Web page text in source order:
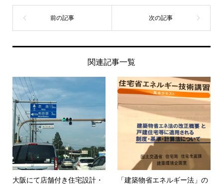
関連記事一覧
大阪にて店舗付き住宅設計・ 「建築物省エネルギー法」の